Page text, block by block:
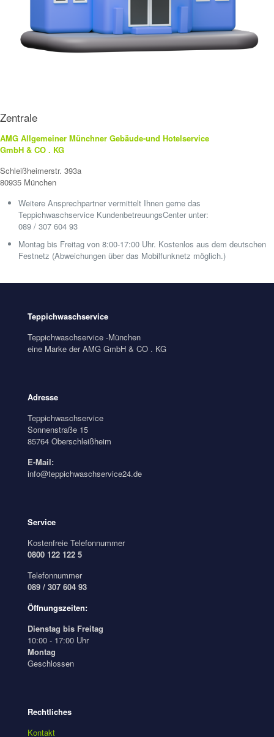
Zentrale
AMG Allgemeiner Münchner Gebäude-und Hotelservice
GmbH & CO . KG
Schleißheimerstr. 393a
80935 München
Weitere Ansprechpartner vermittelt Ihnen gerne das
Teppichwaschservice KundenbetreuungsCenter unter:
089 / 307 604 93
Montag bis Freitag von 8:00-17:00 Uhr. Kostenlos aus dem deutschen
Festnetz (Abweichungen über das Mobilfunknetz möglich.)
Teppichwaschservice
Teppichwaschservice -München
eine Marke der AMG GmbH & CO . KG
Adresse
Teppichwaschservice
Sonnenstraße 15
85764 Oberschleißheim
E-Mail:
info@teppichwaschservice24.de
Service
Kostenfreie Telefonnummer
0800 122 122 5
Telefonnummer
089 / 307 604 93
Öffnungszeiten:
Dienstag bis Freitag
10:00 - 17:00 Uhr
Montag
Geschlossen
Rechtliches
Kontakt